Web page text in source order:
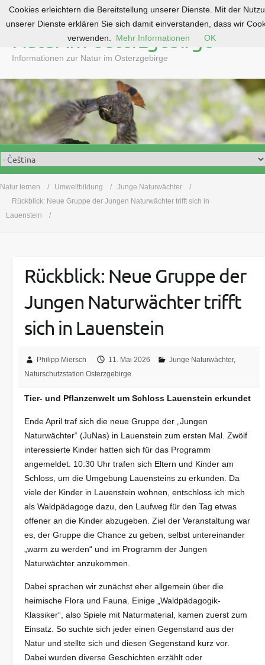
o
c
o
n
t
e
n
Natur im Osterzgebirge
Informationen zur Natur im Osterzgebirge
Natur lernen Umweltbildung
Junge Naturwächter
Rückblick: Neue Gruppe der Jungen Naturwächter trifft sich in
Lauenstein
Rückblick: Neue Gruppe der
Jungen Naturwächter trifft
sich in Lauenstein
Philipp Miersch 11. Mai 2026 Junge Naturwächter,
Naturschutzstation Osterzgebirge
Tier- und Pflanzenwelt um Schloss Lauenstein erkundet
Ende April traf sich die neue Gruppe der „Jungen
Naturwächter“ (JuNas) in Lauenstein zum ersten Mal. Zwölf
interessierte Kinder hatten sich für das Programm
angemeldet. 10:30 Uhr trafen sich Eltern und Kinder am
Schloss, um die Umgebung Lauensteins zu erkunden. Da
viele der Kinder in Lauenstein wohnen, entschloss ich mich
als Waldpädagoge dazu, den Laufweg für den Tag etwas
offener an die Kinder abzugeben. Ziel der Veranstaltung war
es, der Gruppe die Chance zu geben, selbst untereinander
„warm zu werden“ und im Programm der Jungen
Naturwächter anzukommen.
Dabei sprachen wir zunächst eher allgemein über die
heimische Flora und Fauna. Einige „Waldpädagogik-
Klassiker“, also Spiele mit Naturmaterial, kamen zuerst zum
Einsatz. So suchte sich jeder einen Gegenstand aus der
Natur und stellte sich und diesen Gegenstand kurz vor.
Dabei wurden diverse Geschichten erzählt oder
Cookies erleichtern die Bereitstellung unserer Dienste. Mit der
unserer Dienste erklären Sie sich damit einverstanden, dass wir
verwenden.
Mehr Informationen OK